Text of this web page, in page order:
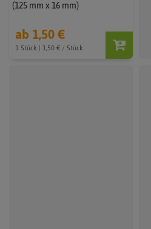
(125 mm x 16 mm)
ab 1,50 €
1 Stück | 1,50 € / Stück